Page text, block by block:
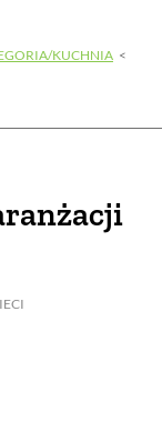
KUCHNIA